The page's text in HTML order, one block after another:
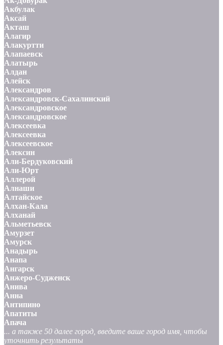
Акбулак
Аксай
Акташ
Алагир
Алакуртти
Алапаевск
Алатырь
Алдан
Алейск
Александров
Александровск-Сахалинский
Александровское
Александровское
Алексеевка
Алексеевка
Алексеевское
Алексин
Али-Бердуковский
Али-Юрт
Аллерой
Алнаши
Алтайское
Алхан-Кала
Алханай
Альметьевск
Амурзет
Амурск
Анадырь
Анапа
Ангарск
Анжеро-Судженск
Анива
Анна
Антипино
Апатиты
Апача
... а также 50 далее город, введите ваше город имя, чтобы
уточнить результаты